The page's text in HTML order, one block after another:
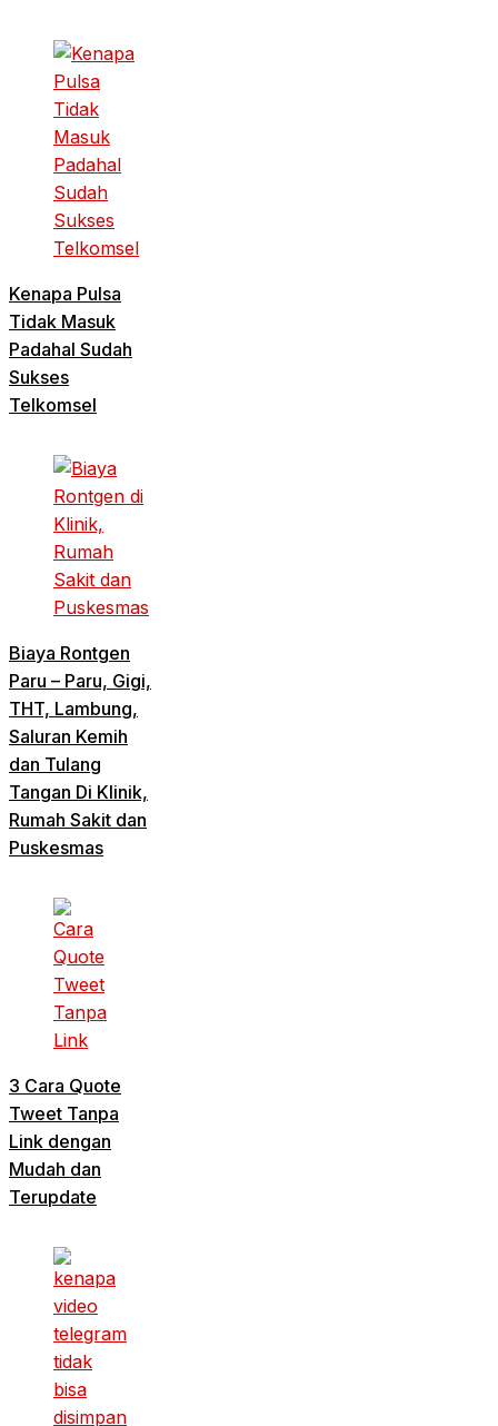
Kenapa Pulsa
Tidak Masuk
Padahal Sudah
Sukses
Telkomsel
Biaya Rontgen
Paru – Paru, Gigi,
THT, Lambung,
Saluran Kemih
dan Tulang
Tangan Di Klinik,
Rumah Sakit dan
Puskesmas
3 Cara Quote
Tweet Tanpa
Link dengan
Mudah dan
Terupdate